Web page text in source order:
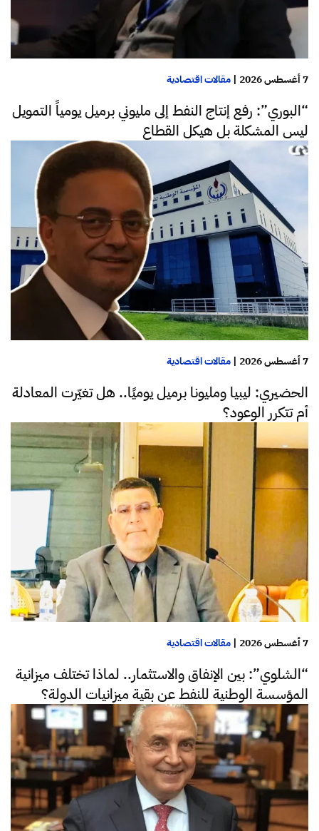
7 أغسطس 2026 | مقالات اقتصادية
“البوري”: رفع إنتاج النفط إلى مليوني برميل يومياً التمويل
ليس المشكلة بل هيكل القطاع
7 أغسطس 2026 | مقالات اقتصادية
الحضيري: ليبيا ومليونا برميل يوميًا.. هل تغيّرت المعادلة
أم تتكرر الوعود؟
7 أغسطس 2026 | مقالات اقتصادية
“الشلوي”: بين الإنفاق والاستثمار.. لماذا تختلف ميزانية
المؤسسة الوطنية للنفط عن بقية ميزانيات الدولة؟